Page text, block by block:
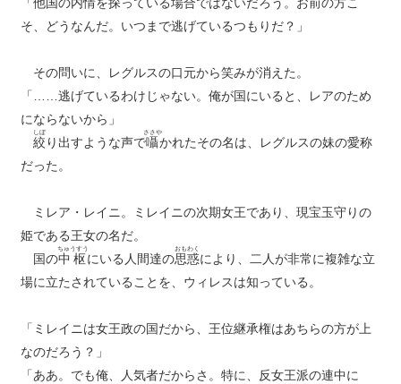
そ、どうなんだ。いつまで逃げているつもりだ？」
その問いに、レグルスの口元から笑みが消えた。
「……逃げているわけじゃない。俺が国にいると、レアのため
にならないから」
絞
しぼ
り出すような声で囁
ささや
かれたその名は、レグルスの妹の愛称
だった。
ミレア・レイニ。ミレイニの次期女王であり、現宝玉守りの
姫である王女の名だ。
国の中枢
ちゅうすう
にいる人間達の思惑
おもわく
により、二人が非常に複雑な立
場に立たされていることを、ウィレスは知っている。
「ミレイニは女王政の国だから、王位継承権はあちらの方が上
なのだろう？」
「ああ。でも俺、人気者だからさ。特に、反女王派の連中に